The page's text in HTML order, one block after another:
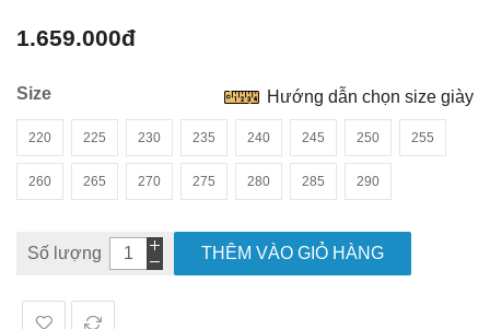
1.659.000đ
Size
220 225 230 235 240 245 250 255
260 265 270 275 280 285 290
Hướng dẫn chọn size giày
Số lượng THÊM VÀO GIỎ HÀNG